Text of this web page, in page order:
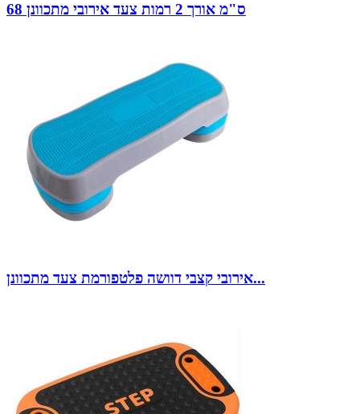
68 ס"מ אורך 2 רמות צעד אירובי מתכוונן
אירובי קצבי דוושה פלטפורמת צעד מתכוונן...